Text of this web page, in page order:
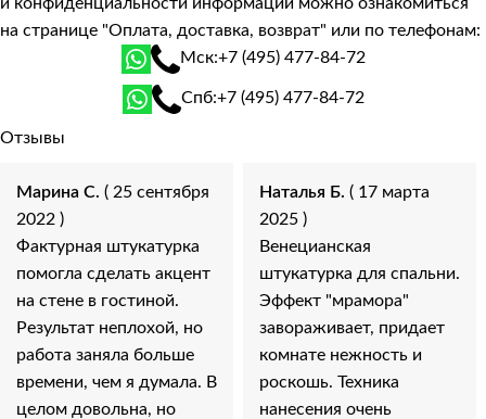
на странице "Оплата, доставка, возврат" или по телефонам:
Мск:+7 (495) 477-84-72
Спб:+7 (495) 477-84-72
Отзывы
Марина С. ( 25 сентября
2022 )
Фактурная штукатурка
помогла сделать акцент
на стене в гостиной.
Результат неплохой, но
работа заняла больше
времени, чем я думала. В
целом довольна, но
Наталья Б. ( 17 марта
2025 )
Венецианская
штукатурка для спальни.
Эффект "мрамора"
завораживает, придает
комнате нежность и
роскошь. Техника
нанесения очень